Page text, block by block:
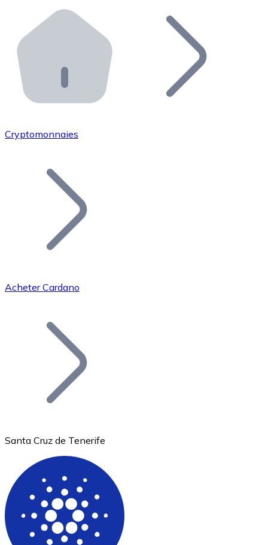
Distributeurs automatiques Bitnovo
Intégrez un ATM Bitnovo dans votre entreprise et
API Bitnovo
Intégrez notre API dans votre écosystème.
Rejoignez notre réseau de distributeurs et
Ajoutez le token de votre projet à notre service
Bitcoin
Ethereum
ETH
Cryptomonnaies
Acheter Cardano
Santa Cruz de Tenerife